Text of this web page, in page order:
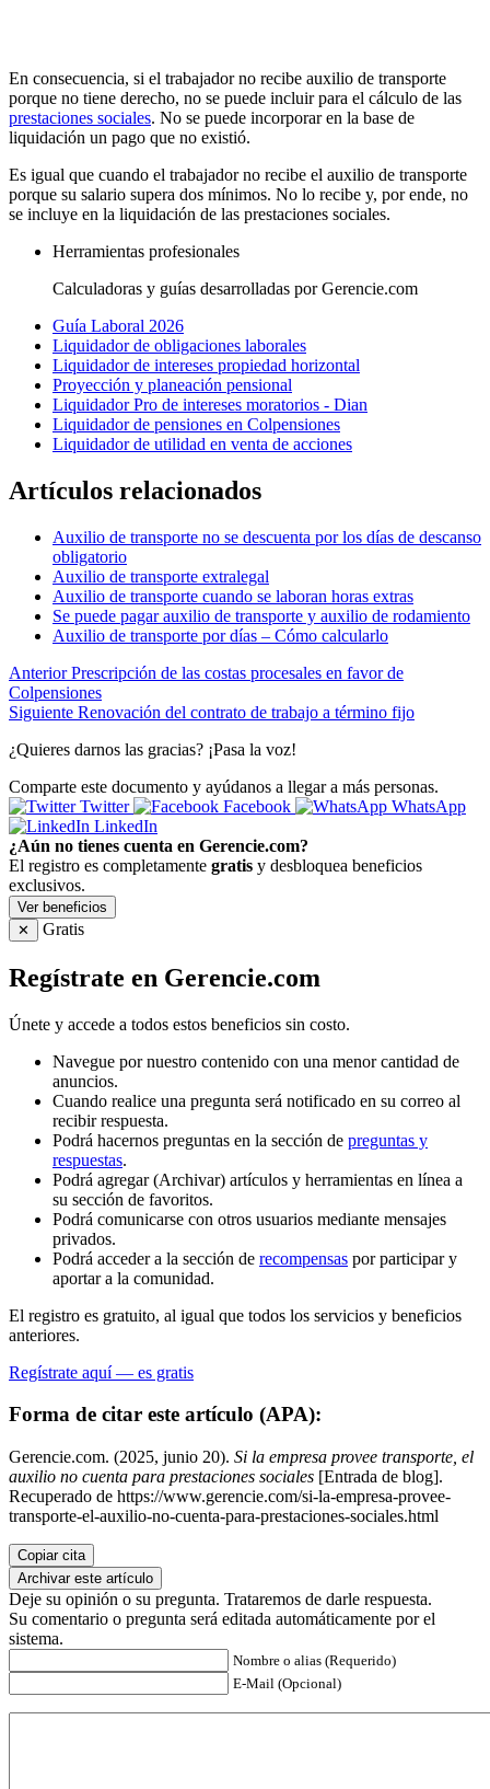
En consecuencia, si el trabajador no recibe auxilio de transporte
porque no tiene derecho, no se puede incluir para el cálculo de las
prestaciones sociales. No se puede incorporar en la base de
liquidación un pago que no existió.
Es igual que cuando el trabajador no recibe el auxilio de transporte
porque su salario supera dos mínimos. No lo recibe y, por ende, no
se incluye en la liquidación de las prestaciones sociales.
Herramientas profesionales
Calculadoras y guías desarrolladas por Gerencie.com
Guía Laboral 2026
Liquidador de obligaciones laborales
Liquidador de intereses propiedad horizontal
Proyección y planeación pensional
Liquidador Pro de intereses moratorios - Dian
Liquidador de pensiones en Colpensiones
Liquidador de utilidad en venta de acciones
Artículos relacionados
Auxilio de transporte no se descuenta por los días de descanso
obligatorio
Auxilio de transporte extralegal
Auxilio de transporte cuando se laboran horas extras
Se puede pagar auxilio de transporte y auxilio de rodamiento
Auxilio de transporte por días – Cómo calcularlo
Anterior Prescripción de las costas procesales en favor de
Colpensiones
Siguiente Renovación del contrato de trabajo a término fijo
¿Quieres darnos las gracias? ¡Pasa la voz!
Comparte este documento y ayúdanos a llegar a más personas.
Twitter
Facebook
WhatsApp
LinkedIn
¿Aún no tienes cuenta en Gerencie.com?
El registro es completamente gratis y desbloquea beneficios
exclusivos.
Ver beneficios
✕
Gratis
Regístrate en Gerencie.com
Únete y accede a todos estos beneficios sin costo.
Navegue por nuestro contenido con una menor cantidad de
anuncios.
Cuando realice una pregunta será notificado en su correo al
recibir respuesta.
Podrá hacernos preguntas en la sección de preguntas y
respuestas.
Podrá agregar (Archivar) artículos y herramientas en línea a
su sección de favoritos.
Podrá comunicarse con otros usuarios mediante mensajes
privados.
Podrá acceder a la sección de recompensas por participar y
aportar a la comunidad.
El registro es gratuito, al igual que todos los servicios y beneficios
anteriores.
Regístrate aquí — es gratis
Forma de citar este artículo (APA):
Gerencie.com. (2025, junio 20). Si la empresa provee transporte, el
auxilio no cuenta para prestaciones sociales [Entrada de blog].
Recuperado de https://www.gerencie.com/si-la-empresa-provee-
transporte-el-auxilio-no-cuenta-para-prestaciones-sociales.html
Copiar cita
Archivar este artículo
Deje su opinión o su pregunta. Trataremos de darle respuesta.
Su comentario o pregunta será editada automáticamente por el
sistema.
Nombre o alias (Requerido)
E-Mail (Opcional)